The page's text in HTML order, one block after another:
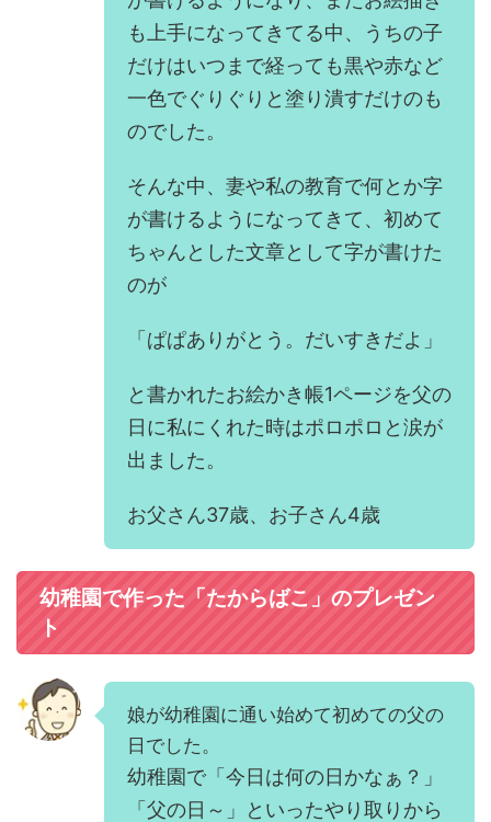
も上手になってきてる中、うちの子
だけはいつまで経っても黒や赤など
一色でぐりぐりと塗り潰すだけのも
のでした。
そんな中、妻や私の教育で何とか字
が書けるようになってきて、初めて
ちゃんとした文章として字が書けた
のが
「ぱぱありがとう。だいすきだよ」
と書かれたお絵かき帳1ページを父の
日に私にくれた時はポロポロと涙が
出ました。
お父さん37歳、お子さん4歳
幼稚園で作った「たからばこ」のプレゼン
ト
娘が幼稚園に通い始めて初めての父の
日でした。
幼稚園で「今日は何の日かなぁ？」
「父の日～」といったやり取りから